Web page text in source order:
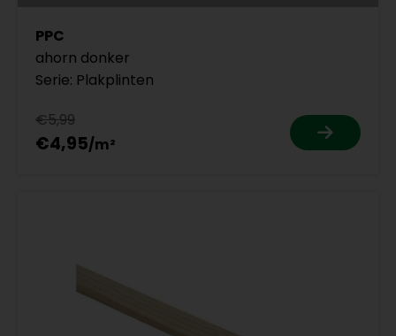
PPC
ahorn donker
Serie: Plakplinten
€5,99
€4,95